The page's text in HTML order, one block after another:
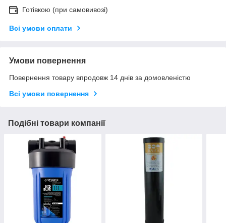
Готівкою (при самовивозі)
Всі умови оплати
Умови повернення
Повернення товару впродовж 14 днів за домовленістю
Всі умови повернення
Подібні товари компанії